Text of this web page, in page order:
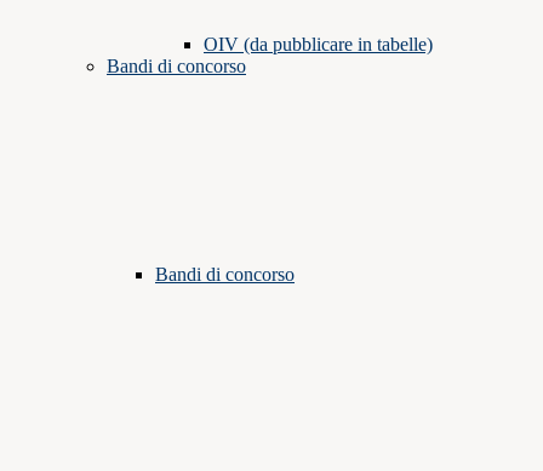
OIV (da pubblicare in tabelle)
Bandi di concorso
Bandi di concorso